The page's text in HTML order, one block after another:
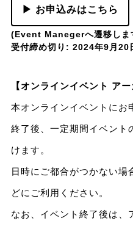
▶ お申込みはこちら
(Event Manegerへ遷移しま
受付締め切り: 2024年9月
【オンラインイベント ア
本オンラインイベントにお
終了後、一定期間イベント
けます。
日時にご都合がつかない場
どにご利用ください。
なお、イベント終了後は、